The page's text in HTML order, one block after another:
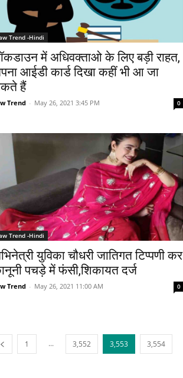
Trend -Hindi
में अधिवक्ताओ के लिए बड़ी राहत,
आईडी कार्ड दिखा कहीं भी आ जा
हैं
Trend - May 26, 2021 3:45 PM 0
Trend -Hindi
युविका चौधरी जातिगत टिप्पणी कर
पचड़े में फंसी,शिकायत दर्ज
Trend - May 26, 2021 11:00 AM 0
1 ... 3,552 3,553 3,554